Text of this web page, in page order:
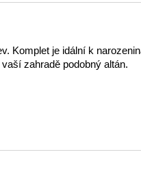
Komplet je idální k
zahradě podobný altán.